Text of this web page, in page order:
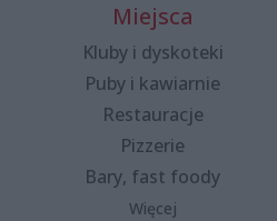
Miejsca
Kluby i dyskoteki
Puby i kawiarnie
Restauracje
Pizzerie
Bary, fast foody
Więcej